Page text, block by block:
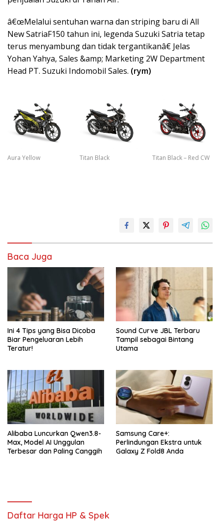
â€œMelalui sentuhan warna dan striping baru di All
New SatriaF150 tahun ini, legenda Suzuki Satria tetap
terus menyambung dan tidak tergantikanâ€ Jelas
Yohan Yahya, Sales &amp; Marketing 2W Department
Head PT. Suzuki Indomobil Sales. (rym)
Aura Yellow Titan Black Titan Black – Red CW
Baca Juga
Ini 4 Tips yang Bisa Dicoba
Biar Pengeluaran Lebih
Teratur!
Sound Curve JBL Terbaru
Tampil sebagai Bintang
Utama
Alibaba Luncurkan Qwen3.8-
Max, Model AI Unggulan
Terbesar dan Paling Canggih
Samsung Care+:
Perlindungan Ekstra untuk
Galaxy Z Fold8 Anda
Daftar Harga HP & Spek